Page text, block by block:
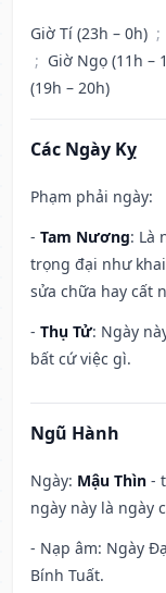
Giờ Tí (23h – 0h) ;
; Giờ Ngọ (11h –
(19h – 20h)
Các Ngày Kỵ
Phạm phải ngày:
- Tam Nương: Là
trọng đại như
sửa chữa hay cất
- Thụ Tử: Ngày
bất cứ việc gì.
Ngũ Hành
Ngày: Mậu Thìn -
ngày này là ngày
- Nạp âm: Ngày
Bính Tuất.